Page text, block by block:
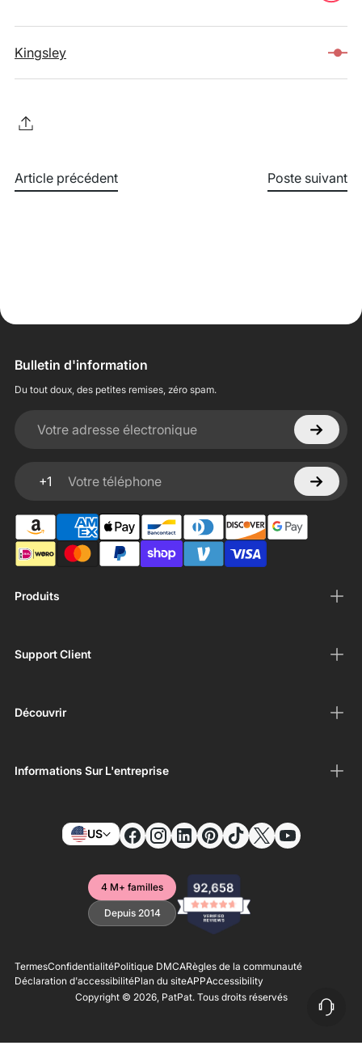
Kingsley
Article précédent Poste suivant
Produits
Support Client
Découvrir
Informations Sur L'entreprise
Bulletin d'information
Du tout doux, des petites remises, zéro spam.
Votre adresse électronique
+1
Votre téléphone
US
4 M+ familles
Depuis 2014
TermesConfidentialitéPolitique DMCARègles de la communauté
Déclaration d'accessibilitéPlan du siteAPPAccessibility
Copyright © 2026, PatPat. Tous droits réservés